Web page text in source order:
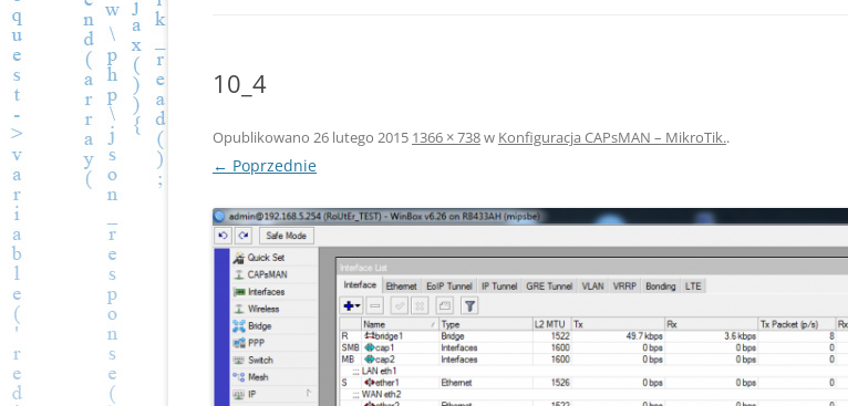
10_4
Opublikowano 26 lutego 2015 1366 × 738w Konfiguracja CAPsMAN – MikroTik..
← Poprzednie